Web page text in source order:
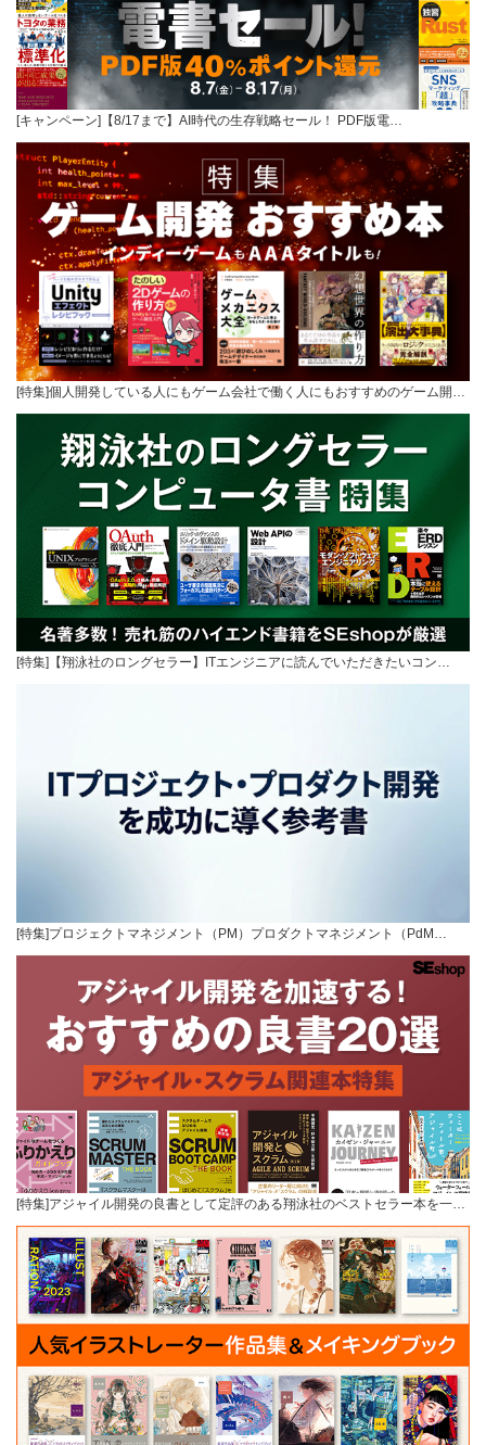
[キャンペーン]【8/17まで】AI時代の生存戦略セール！ PDF版電…
[特集]個人開発している人にもゲーム会社で働く人にもおすすめのゲーム開…
[特集]【翔泳社のロングセラー】ITエンジニアに読んでいただきたいコン…
[特集]プロジェクトマネジメント（PM）プロダクトマネジメント（PdM…
[特集]アジャイル開発の良書として定評のある翔泳社のベストセラー本を一…